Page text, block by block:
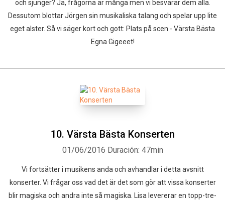
och sjunger? Ja, frågorna är många men vi besvarar dem alla.
Dessutom blottar Jörgen sin musikaliska talang och spelar upp lite
eget alster. Så vi säger kort och gott: Plats på scen - Värsta Bästa
Egna Gigeeet!
10. Värsta Bästa Konserten
01/06/2016 Duración: 47min
Vi fortsätter i musikens anda och avhandlar i detta avsnitt
konserter. Vi frågar oss vad det är det som gör att vissa konserter
blir magiska och andra inte så magiska. Lisa levererar en topp-tre-